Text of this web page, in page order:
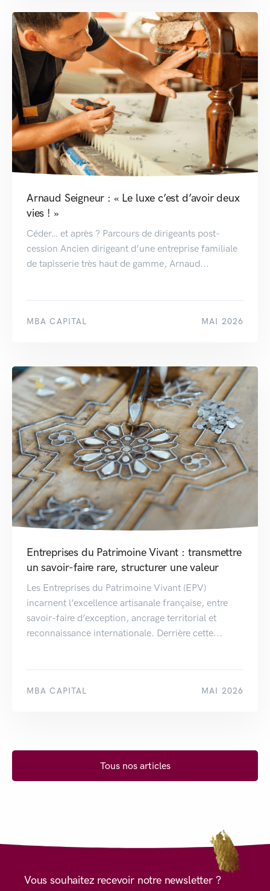
Arnaud Seigneur : « Le luxe c’est d’avoir deux
vies ! »
Céder… et après ? Parcours de dirigeants post-
cession Ancien dirigeant d’une entreprise familiale
de tapisserie très haut de gamme, Arnaud...
MBA CAPITAL MAI 2026
Entreprises du Patrimoine Vivant : transmettre
un savoir-faire rare, structurer une valeur
Les Entreprises du Patrimoine Vivant (EPV)
incarnent l’excellence artisanale française, entre
savoir-faire d’exception, ancrage territorial et
reconnaissance internationale. Derrière cette...
MBA CAPITAL MAI 2026
Tous nos articles
Vous souhaitez recevoir notre newsletter ?